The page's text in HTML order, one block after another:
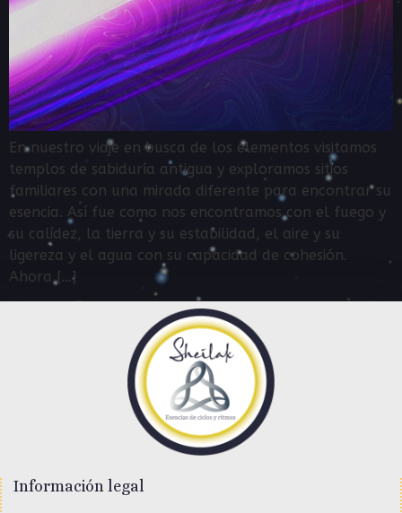
En nuestro viaje en busca de los elementos visitamos
templos de sabiduría antigua y exploramos sitios
familiares con una mirada diferente para encontrar su
esencia. Así fue como nos encontramos con el fuego y
su calidez, la tierra y su estabilidad, el aire y su
ligereza y el agua con su capacidad de cohesión.
Ahora […]
Información legal